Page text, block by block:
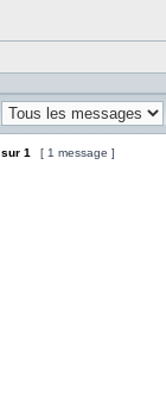
sur 1 [ 1 message ]